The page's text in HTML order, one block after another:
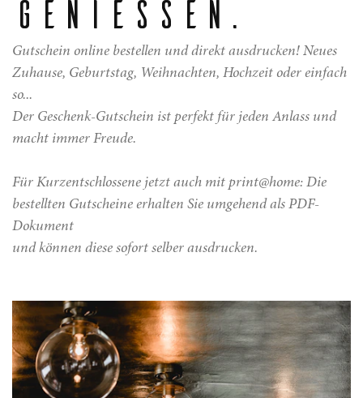
GENIESSEN.
Gutschein online bestellen und direkt ausdrucken! Neues
Zuhause, Geburtstag, Weihnachten, Hochzeit oder einfach
so...
Der Geschenk-Gutschein ist perfekt für jeden Anlass und
macht immer Freude.
Für Kurzentschlossene jetzt auch mit print@home: Die
bestellten Gutscheine erhalten Sie umgehend als PDF-
Dokument
und können diese sofort selber ausdrucken.